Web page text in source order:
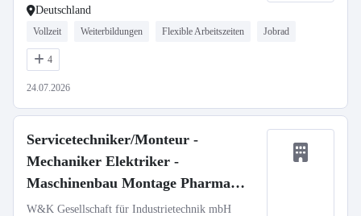
Deutschland
Vollzeit Weiterbildungen Flexible Arbeitszeiten Jobrad
4
24.07.2026
Servicetechniker/Monteur -
Mechaniker Elektriker -
Maschinenbau Montage Pharma
Medizintechnik (m/w/d)
W&K Gesellschaft für Industrietechnik mbH